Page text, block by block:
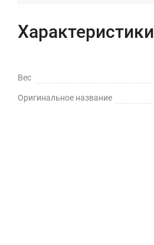
Характеристики
Вес
Оригинальное название